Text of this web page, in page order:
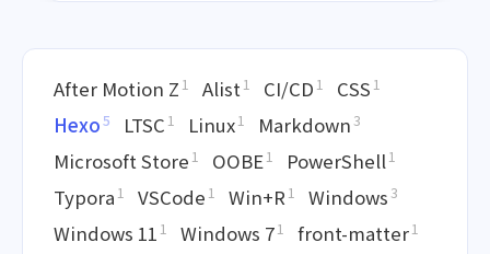
After Motion Z 1 Alist1 CI/CD 1 CSS 1
Hexo5 LTSC 1 Linux1 Markdown3
Microsoft Store 1 OOBE1 PowerShell1
Typora 1 VSCode 1 Win+R 1 Windows3
Windows 11 1 Windows 71 front-matter1